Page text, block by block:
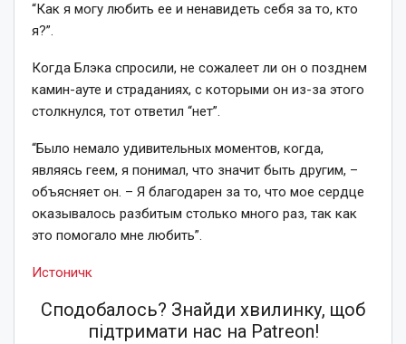
“Как я могу любить ее и ненавидеть себя за то, кто
я?”.
Когда Блэка спросили, не сожалеет ли он о позднем
камин-ауте и страданиях, с которыми он из-за этого
столкнулся, тот ответил “нет”.
“Было немало удивительных моментов, когда,
являясь геем, я понимал, что значит быть другим, –
объясняет он. – Я благодарен за то, что мое сердце
оказывалось разбитым столько много раз, так как
это помогало мне любить”.
Истоничк
Сподобалось? Знайди хвилинку, щоб
підтримати нас на Patreon!